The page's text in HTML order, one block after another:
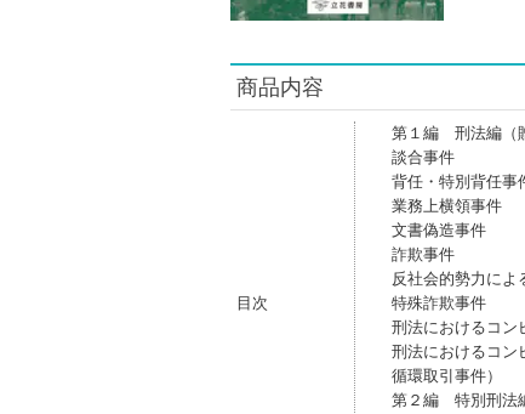
商品内容
目次
第１編 刑法編（
談合事件
背任・特別背任事
業務上横領事件
文書偽造事件
詐欺事件
反社会的勢力によ
特殊詐欺事件
刑法におけるコ
刑法におけるコ
循環取引事件）
第２編 特別刑法